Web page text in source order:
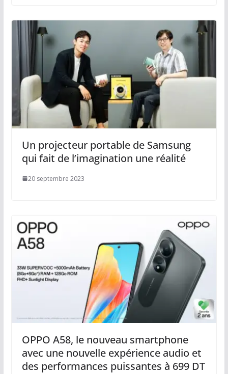
Un projecteur portable de Samsung
qui fait de l’imagination une réalité
20 septembre 2023
OPPO A58, le nouveau smartphone
avec une nouvelle expérience audio et
des performances puissantes à 699 DT